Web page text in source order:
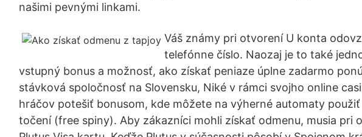
našimi pevnými linkami.
Váš známy pri otvorení U konta
telefónne číslo. Naozaj je to také
vstupný bonus a možnosť, ako získať peniaze úplne zadarmo
stávková spoločnosť na Slovensku, Niké v rámci svojho online
hráčov potešiť bonusom, kde môžete na výherné automaty
točení (free spiny). Aby zákazníci mohli získať odmenu, musia pri